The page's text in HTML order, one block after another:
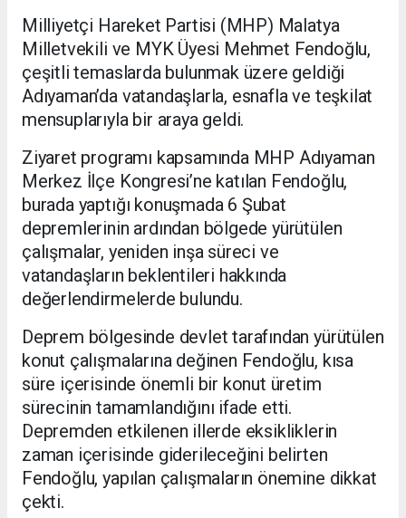
Milliyetçi Hareket Partisi (MHP) Malatya
Milletvekili ve MYK Üyesi Mehmet Fendoğlu,
çeşitli temaslarda bulunmak üzere geldiği
Adıyaman’da vatandaşlarla, esnafla ve teşkilat
mensuplarıyla bir araya geldi.
Ziyaret programı kapsamında MHP Adıyaman
Merkez İlçe Kongresi’ne katılan Fendoğlu,
burada yaptığı konuşmada 6 Şubat
depremlerinin ardından bölgede yürütülen
çalışmalar, yeniden inşa süreci ve
vatandaşların beklentileri hakkında
değerlendirmelerde bulundu.
Deprem bölgesinde devlet tarafından yürütülen
konut çalışmalarına değinen Fendoğlu, kısa
süre içerisinde önemli bir konut üretim
sürecinin tamamlandığını ifade etti.
Depremden etkilenen illerde eksikliklerin
zaman içerisinde giderileceğini belirten
Fendoğlu, yapılan çalışmaların önemine dikkat
çekti.